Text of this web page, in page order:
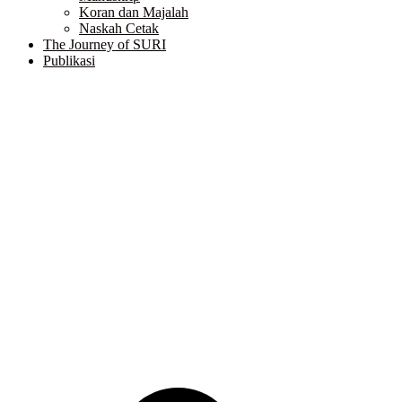
Koran dan Majalah
Naskah Cetak
The Journey of SURI
Publikasi